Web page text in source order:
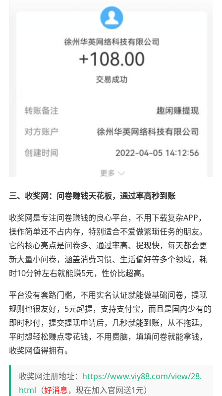
三、收奖网：问卷赚钱天花板，通过率高秒到账
收奖网是专注问卷赚钱的良心平台，不用下载复杂APP，
操作简单还不占内存，特别适合不爱做繁琐任务的朋友。
它的核心亮点是问卷多、通过率高、提现快，每天都会更
新大量小问卷，涵盖消费习惯、生活偏好等多个领域，耗
时10分钟左右就能赚5元，性价比超高。
平台没有套路门槛，不用实名认证就能做基础问卷，提现
规则也很友好，5元起提，支持支付宝，而且是国内少有的
即时秒付，提交提现申请后，几秒就能到账，从不拖延。
平时想轻松赚点零花钱，不用费脑，填填问卷就能拿钱，
收奖网值得拥有。
收奖网注册地址： https://www.viy88.com/view/28.
html （好消息，现在加入官网送1元）